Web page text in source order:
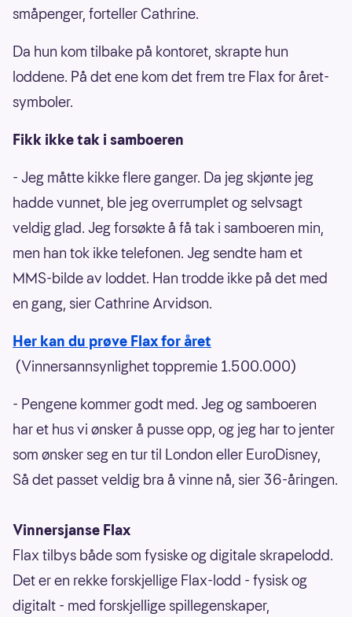
småpenger, forteller Cathrine.
Da hun kom tilbake på kontoret, skrapte hun
loddene. På det ene kom det frem tre Flax for året-
symboler.
Fikk ikke tak i samboeren
- Jeg måtte kikke flere ganger. Da jeg skjønte jeg
hadde vunnet, ble jeg overrumplet og selvsagt
veldig glad. Jeg forsøkte å få tak i samboeren min,
men han tok ikke telefonen. Jeg sendte ham et
MMS-bilde av loddet. Han trodde ikke på det med
en gang, sier Cathrine Arvidson.
Her kan du prøve Flax for året
(Vinnersannsynlighet toppremie 1.500.000)
- Pengene kommer godt med. Jeg og samboeren
har et hus vi ønsker å pusse opp, og jeg har to jenter
som ønsker seg en tur til London eller EuroDisney,
Så det passet veldig bra å vinne nå, sier 36-åringen.
Vinnersjanse Flax
Flax tilbys både som fysiske og digitale skrapelodd.
Det er en rekke forskjellige Flax-lodd - fysisk og
digitalt - med forskjellige spillegenskaper,